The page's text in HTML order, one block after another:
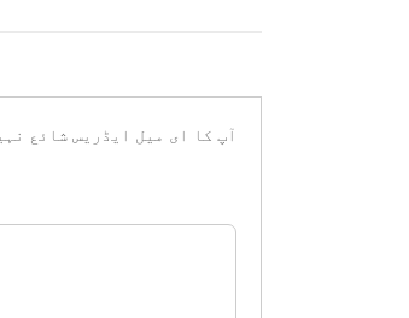
آپ کا ای میل ایڈریس شائع